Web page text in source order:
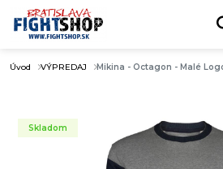
Úvod VÝPREDAJ Mikina - Octagon - Malé
Skladom